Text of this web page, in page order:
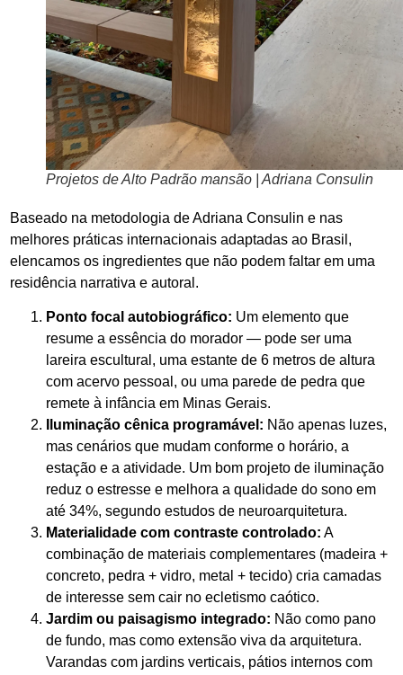
Projetos de Alto Padrão mansão | Adriana Consulin
Baseado na metodologia de Adriana Consulin e nas
melhores práticas internacionais adaptadas ao Brasil,
elencamos os ingredientes que não podem faltar em uma
residência narrativa e autoral.
Ponto focal autobiográfico: Um elemento que
resume a essência do morador — pode ser uma
lareira escultural, uma estante de 6 metros de altura
com acervo pessoal, ou uma parede de pedra que
remete à infância em Minas Gerais.
Iluminação cênica programável: Não apenas luzes,
mas cenários que mudam conforme o horário, a
estação e a atividade. Um bom projeto de iluminação
reduz o estresse e melhora a qualidade do sono em
até 34%, segundo estudos de neuroarquitetura.
Materialidade com contraste controlado: A
combinação de materiais complementares (madeira +
concreto, pedra + vidro, metal + tecido) cria camadas
de interesse sem cair no ecletismo caótico.
Jardim ou paisagismo integrado: Não como pano
de fundo, mas como extensão viva da arquitetura.
Varandas com jardins verticais, pátios internos com